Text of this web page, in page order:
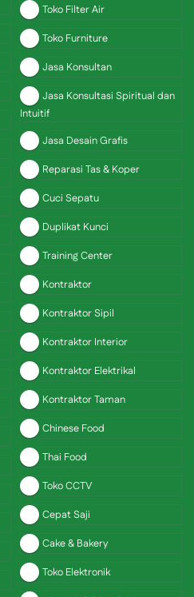
Toko Filter Air
Toko Furniture
Jasa Konsultan
Jasa Konsultasi Spiritual dan
Intuitif
Jasa Desain Grafis
Reparasi Tas & Koper
Cuci Sepatu
Duplikat Kunci
Training Center
Kontraktor
Kontraktor Sipil
Kontraktor Interior
Kontraktor Elektrikal
Kontraktor Taman
Chinese Food
Thai Food
Toko CCTV
Cepat Saji
Cake & Bakery
Toko Elektronik